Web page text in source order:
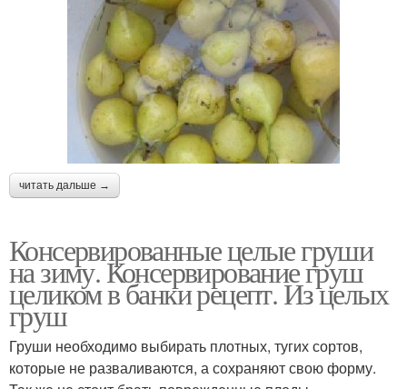
читать дальше →
Консервированные целые груши
на зиму. Консервирование груш
целиком в банки рецепт. Из целых
груш
Груши необходимо выбирать плотных, тугих сортов,
которые не разваливаются, а сохраняют свою форму.